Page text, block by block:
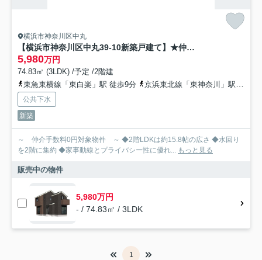
横浜市神奈川区中丸
【横浜市神奈川区中丸39-10新築戸建て】★仲介手数料無料★（斎藤分小学校・栗田谷中学校）
5,980万円
74.83㎡ (3LDK) /予定 /2階建
東急東横線「東白楽」駅 徒歩9分
京浜東北線「東神奈川」駅 徒歩17分
公共下水
新築
～ 仲介手数料0円対象物件 ～ ◆2階LDKは約15.8帖の広さ ◆水回り
を2階に集約 ◆家事動線とプライバシー性に優れ... もっと見る
販売中の物件
5,980万円
- / 74.83㎡ / 3LDK
1